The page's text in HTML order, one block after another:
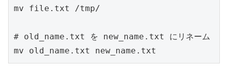
mv file.txt /tmp/
# old_name.txt を new_name.txt にリネーム